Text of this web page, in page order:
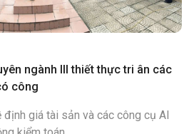
ngành III thiết thực tri ân các
công